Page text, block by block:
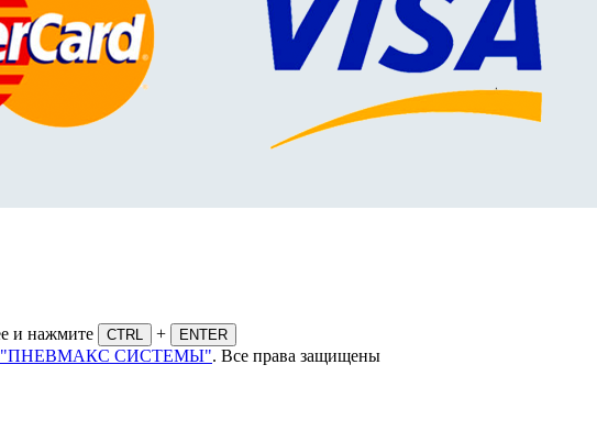
и нажмите CTRL + ENTER
СИСТЕМЫ". Все права защищены